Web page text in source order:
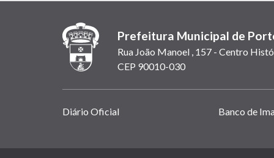
Prefeitura Municipal de
Rua João Manoel , 157 - Centro
CEP 90010-030
Links
Diário Oficial Banco de